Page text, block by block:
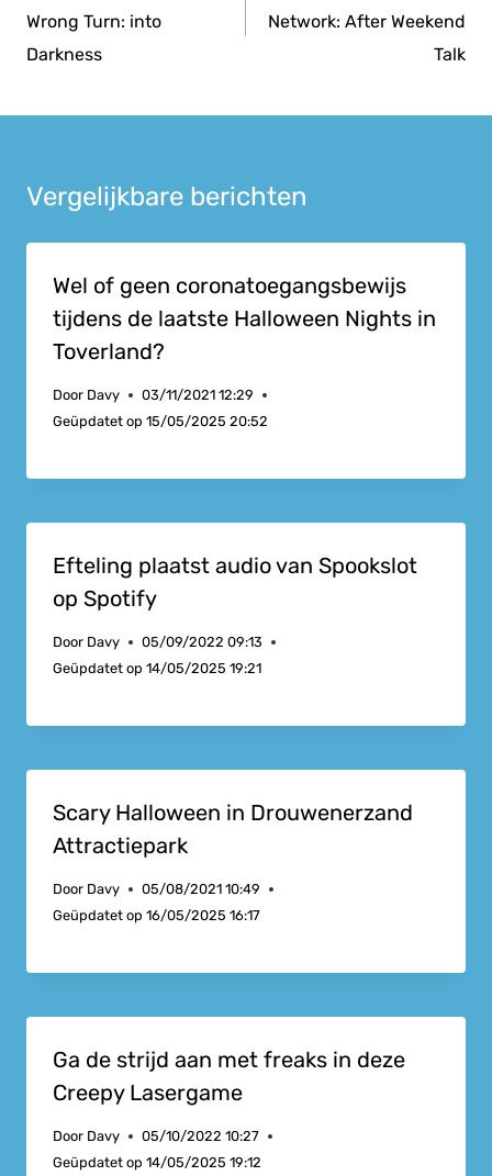
Wrong Turn: into
Darkness
Network: After Weekend
Talk
Vergelijkbare berichten
Wel of geen coronatoegangsbewijs
tijdens de laatste Halloween Nights in
Toverland?
Door Davy
03/11/2021 12:29
Geüpdatet op 15/05/2025 20:52
Efteling plaatst audio van Spookslot
op Spotify
Door Davy
05/09/2022 09:13
Geüpdatet op 14/05/2025 19:21
Scary Halloween in Drouwenerzand
Attractiepark
Door Davy
05/08/2021 10:49
Geüpdatet op 16/05/2025 16:17
Ga de strijd aan met freaks in deze
Creepy Lasergame
Door Davy
05/10/2022 10:27
Geüpdatet op 14/05/2025 19:12